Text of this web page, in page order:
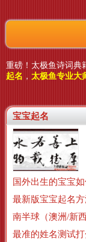
重磅！太极鱼诗词典
起名 ， 太极鱼专业大
宝宝起名
最新版宝宝起名
南半球（澳洲/新
最准的姓名测试